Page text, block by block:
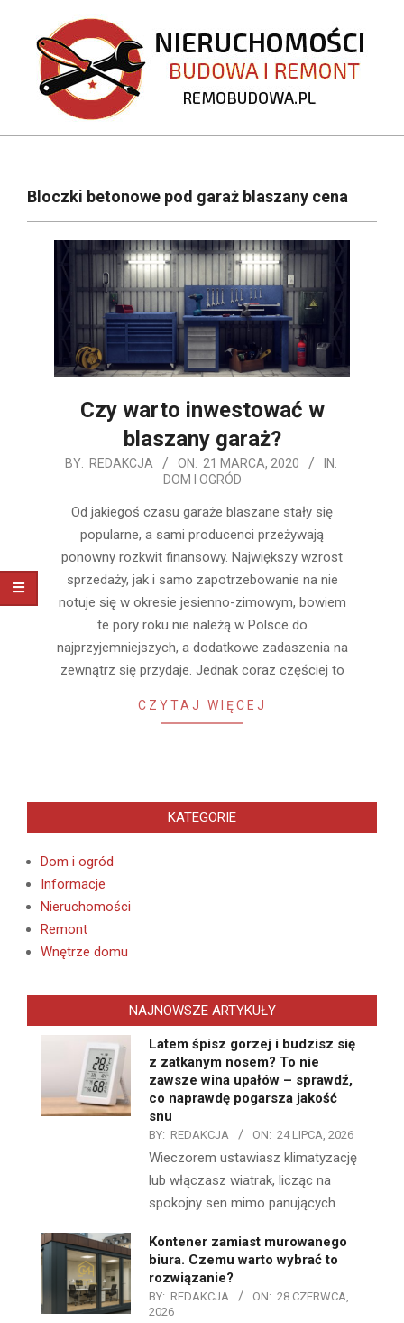
content
REMOBUDOWA.PL
NavigationBloczki betonowe pod garaż blaszany cena
Czy warto inwestować w
blaszany garaż?
2020-
BY: REDAKCJA ON: 21 MARCA, 2020
IN:
DOM I OGRÓD
Od jakiegoś czasu garaże blaszane stały się
popularne, a sami producenci przeżywają
ponowny rozkwit finansowy. Największy wzrost
sprzedaży, jak i samo zapotrzebowanie na nie
notuje się w okresie jesienno-zimowym, bowiem
te pory roku nie należą w Polsce do
najprzyjemniejszych, a dodatkowe zadaszenia na
zewnątrz się przydaje. Jednak coraz częściej to
CZYTAJ WIĘCEJ
KATEGORIE
Dom i ogród
Informacje
Nieruchomości
Remont
Wnętrze domu
NAJNOWSZE ARTYKUŁY
Latem śpisz gorzej i budzisz się
z zatkanym nosem? To nie
zawsze wina upałów – sprawdź,
co naprawdę pogarsza jakość
snu
BY: REDAKCJA ON: 24 LIPCA, 2026
Wieczorem ustawiasz klimatyzację
lub włączasz wiatrak, licząc na
spokojny sen mimo panujących
Kontener zamiast murowanego
biura. Czemu warto wybrać to
rozwiązanie?
BY: REDAKCJA ON: 28 CZERWCA,
2026